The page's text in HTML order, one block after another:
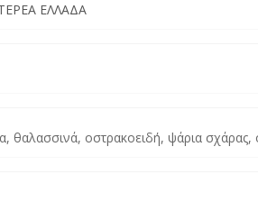
ΕΛΛΑΔΑ
θαλασσινά, οστρακοειδή, ψάρια σχάρας,